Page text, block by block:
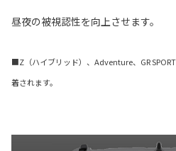
昼夜の被視認性を向上させます。
■Z（ハイブリッド）、Adventure、GR
着されます。